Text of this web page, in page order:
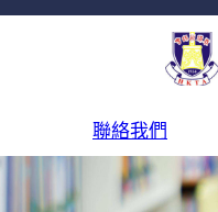
聯絡我們